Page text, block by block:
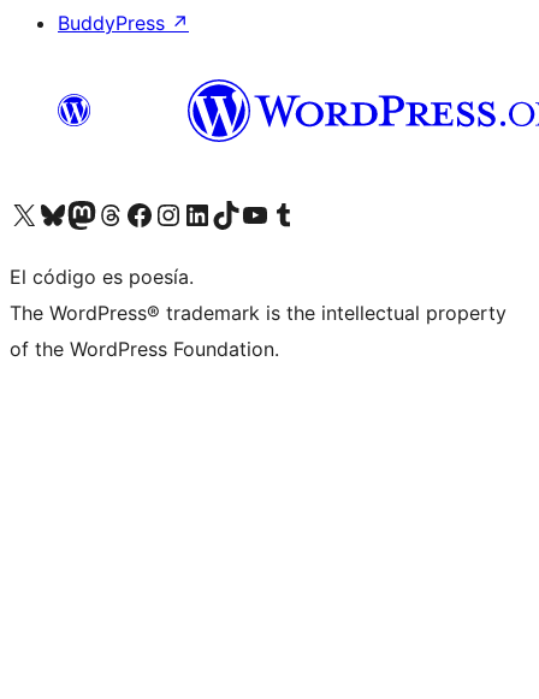
BuddyPress ↗
Visit our X (formerly Twitter) account
Visit our Bluesky account
Visit our Mastodon account
Visit our Threads account
Visita nuestra página de Facebook
Visita nuestra cuenta de Instagram
Visita nuestra cuenta de LinkedIn
Visit our TikTok account
Visita nuestro canal de YouTube
Visit our Tumblr account
El código es poesía.
The WordPress® trademark is the intellectual property
of the WordPress Foundation.